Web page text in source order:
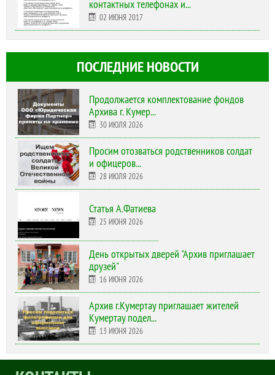
контактных телефонах и...
02 ИЮНЯ 2017
ПОСЛЕДНИЕ НОВОСТИ
Продолжается комплектование фондов
Архива г. Кумер...
30 ИЮЛЯ 2026
Просим отозваться родственников солдат
и офицеров...
28 ИЮЛЯ 2026
Статья А.Фатиева
25 ИЮНЯ 2026
День открытых дверей "Архив приглашает
друзей"
16 ИЮНЯ 2026
Архив г.Кумертау приглашает жителей
Кумертау подел...
13 ИЮНЯ 2026